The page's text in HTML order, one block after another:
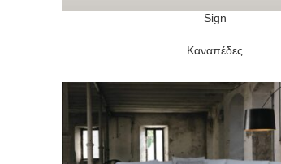
Sign
Καναπέδες